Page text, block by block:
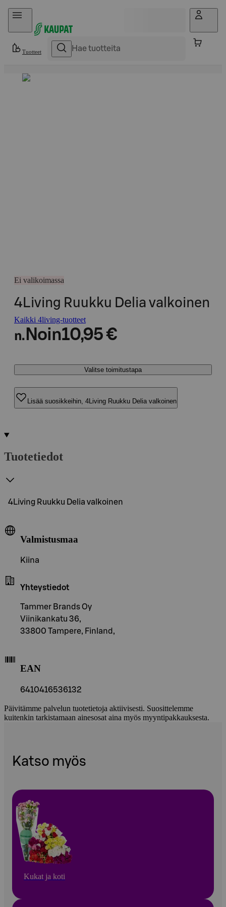
Hyppää sisältöön
Tuotteet
Ei valikoimassa
4Living Ruukku Delia valkoinen
Kaikki 4living-tuotteet
n. Noin10,95 €
Valitse toimitustapa
Lisää suosikkeihin, 4Living Ruukku Delia valkoinen
Tuotetiedot
4Living Ruukku Delia valkoinen
Valmistusmaa
Kiina
Yhteystiedot
Tammer Brands Oy
Viinikankatu 36,
33800 Tampere, Finland,
EAN
6410416536132
Päivitämme palvelun tuotetietoja aktiivisesti. Suosittelemme
kuitenkin tarkistamaan ainesosat aina myös myyntipakkauksesta.
Katso myös
Kukat ja koti